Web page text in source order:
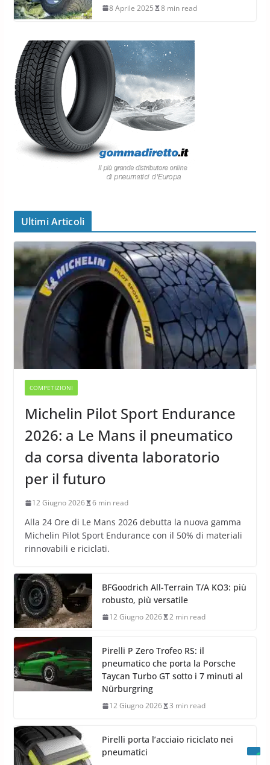
8 Aprile 2025 8 min read
Ultimi Articoli
COMPETIZIONI
Michelin Pilot Sport Endurance
2026: a Le Mans il pneumatico
da corsa diventa laboratorio
per il futuro
12 Giugno 2026 6 min read
Alla 24 Ore di Le Mans 2026 debutta la nuova gamma
Michelin Pilot Sport Endurance con il 50% di materiali
rinnovabili e riciclati.
BFGoodrich All-Terrain T/A KO3: più
robusto, più versatile
12 Giugno 2026 2 min read
Pirelli P Zero Trofeo RS: il
pneumatico che porta la Porsche
Taycan Turbo GT sotto i 7 minuti al
Nürburgring
12 Giugno 2026 3 min read
Pirelli porta l’acciaio riciclato nei
pneumatici